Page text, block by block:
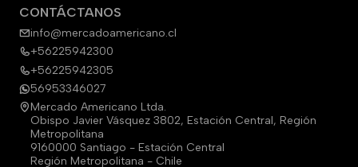
CONTÁCTANOS
info@mercadoamericano.cl
+56225942300
+56225942305
56953346027
Mercado Americano Ltda.
Obispo Javier Vásquez 3802, Estación Central, Región
Metropolitana
9160000 Santiago - Estación Central
Región Metropolitana - Chile